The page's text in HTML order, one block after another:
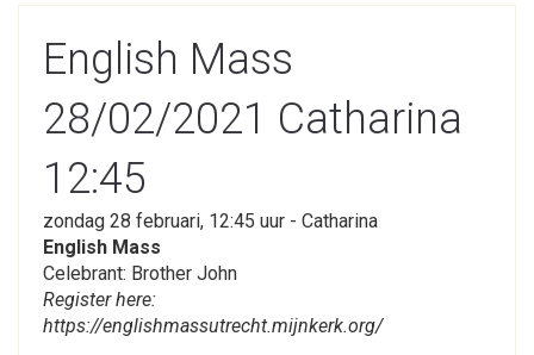
English Mass
28/02/2021 Catharina
12:45
zondag 28 februari, 12:45 uur - Catharina
English Mass
Celebrant: Brother John
Register here:
https://englishmassutrecht.mijnkerk.org/